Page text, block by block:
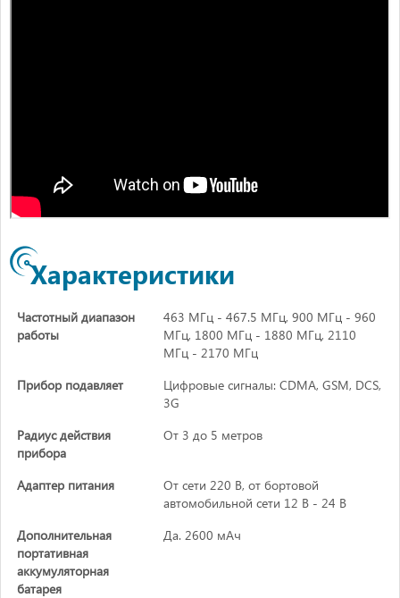
Характеристики
Частотный диапазон
работы
463 МГц - 467.5 МГц, 900 МГц - 960
МГц, 1800 МГц - 1880 МГц, 2110
МГц - 2170 МГц
Прибор подавляет
Цифровые сигналы: CDMA, GSM, DCS,
3G
Радиус действия
прибора
От 3 до 5 метров
Адаптер питания
От сети 220 В, от бортовой
автомобильной сети 12 В - 24 В
Дополнительная
портативная
аккумуляторная
батарея
Да. 2600 мАч